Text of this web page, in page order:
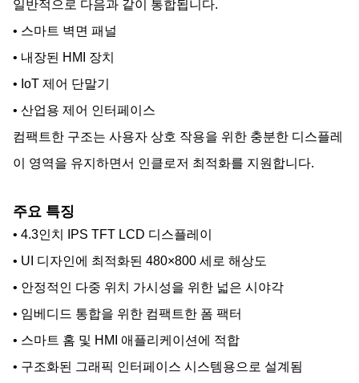
일반적으로 다음과 같이 통합됩니다.
• 스마트 벽면 패널
• 내장된 HMI 장치
• IoT 제어 단말기
• 산업용 제어 인터페이스
컴팩트한 구조는 사용자 상호 작용을 위한 충분한 디스플레
이 영역을 유지하면서 인클로저 최적화를 지원합니다.
주요 특징
• 4.3인치 IPS TFT LCD 디스플레이
• UI 디자인에 최적화된 480×800 세로 해상도
• 안정적인 다중 위치 가시성을 위한 넓은 시야각
• 임베디드 통합을 위한 컴팩트한 폼 팩터
• 스마트 홈 및 HMI 애플리케이션에 적합
• 구조화된 그래픽 인터페이스 시스템용으로 설계됨